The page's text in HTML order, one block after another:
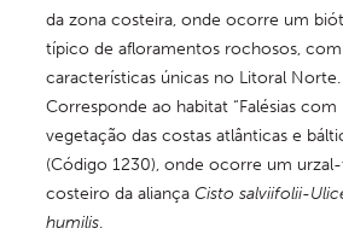
da zona costeira, onde ocorre um
típico de afloramentos rochosos, com
características únicas no Litoral Norte.
Corresponde ao habitat “Falésias com
vegetação das costas atlânticas e
(Código 1230), onde ocorre um
costeiro da aliança Cisto salviifolii-
humilis.